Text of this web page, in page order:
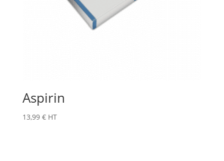
Aspirin
13,99 € HT